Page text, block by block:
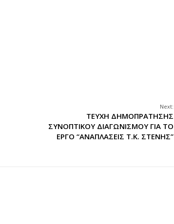
Next:
ΤΕΥΧΗ ΔΗΜΟΠΡΑΤΗΣΗΣ
ΣΥΝΟΠΤΙΚΟΥ ΔΙΑΓΩΝΙΣΜΟΥ ΓΙΑ ΤΟ
ΕΡΓΟ “ΑΝΑΠΛΑΣΕΙΣ Τ.Κ. ΣΤΕΝΗΣ”